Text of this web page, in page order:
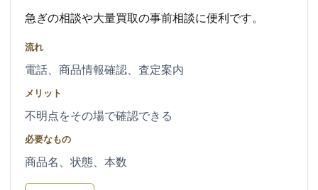
急ぎの相談や大量買取の事前相談に便利です。
流れ
電話、商品情報確認、査定案内
メリット
不明点をその場で確認できる
必要なもの
商品名、状態、本数